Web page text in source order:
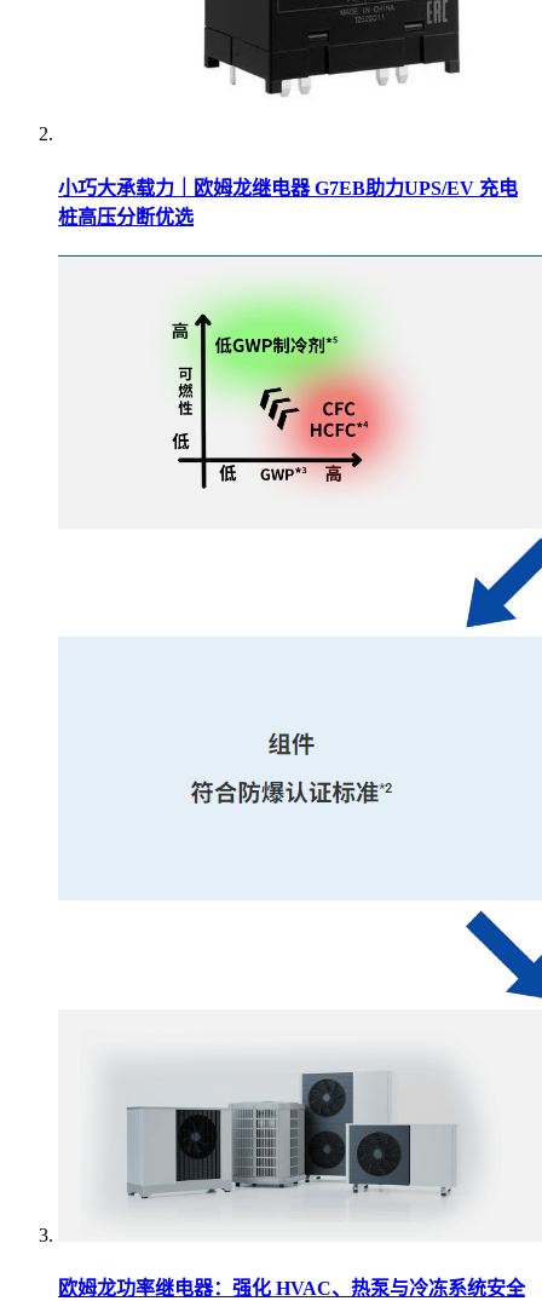
小巧大承载力｜欧姆龙继电器 G7EB助力UPS/EV 充电
桩高压分断优选
欧姆龙功率继电器：强化 HVAC、热泵与冷冻系统安全